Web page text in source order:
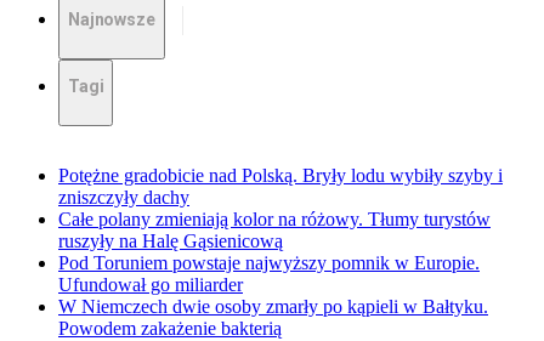
Najnowsze
Tagi
Potężne gradobicie nad Polską. Bryły lodu wybiły szyby i
zniszczyły dachy
Całe polany zmieniają kolor na różowy. Tłumy turystów
ruszyły na Halę Gąsienicową
Pod Toruniem powstaje najwyższy pomnik w Europie.
Ufundował go miliarder
W Niemczech dwie osoby zmarły po kąpieli w Bałtyku.
Powodem zakażenie bakterią